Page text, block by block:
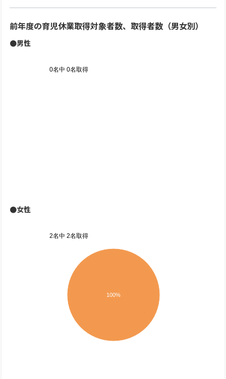
前年度の育児休業取得対象者数、取得者数（男女別）
●男性
0名中 0名取得
●女性
2名中 2名取得
100%